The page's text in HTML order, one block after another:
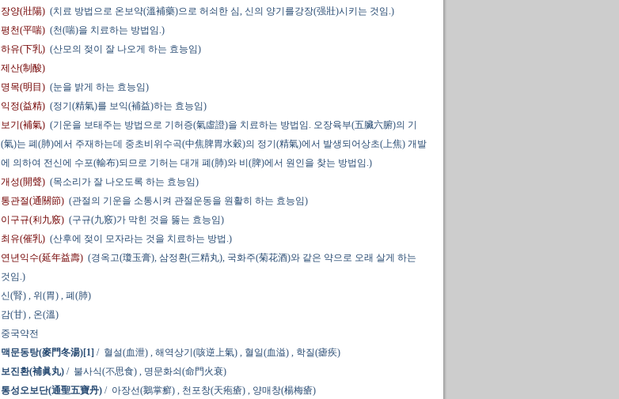
장양(壯陽) (치료 방법으로 온보약(溫補藥)으로 허쇠한 심, 신의 양기를강장(强壯)시키는 것임.)
평천(平喘) (천(喘)을 치료하는 방법임.)
하유(下乳) (산모의 젖이 잘 나오게 하는 효능임)
제산(制酸)
명목(明目) (눈을 밝게 하는 효능임)
익정(益精) (정기(精氣)를 보익(補益)하는 효능임)
보기(補氣) (기운을 보태주는 방법으로 기허증(氣虛證)을 치료하는 방법임. 오장육부(五臟六腑)의 기
(氣)는 폐(肺)에서 주재하는데 중초비위수곡(中焦脾胃水穀)의 정기(精氣)에서 발생되어상초(上焦) 개발
에 의하여 전신에 수포(輸布)되므로 기허는 대개 폐(肺)와 비(脾)에서 원인을 찾는 방법임.)
개성(開聲) (목소리가 잘 나오도록 하는 효능임)
통관절(通關節) (관절의 기운을 소통시켜 관절운동을 원활히 하는 효능임)
이구규(利九竅) (구규(九竅)가 막힌 것을 뚫는 효능임)
최유(催乳) (산후에 젖이 모자라는 것을 치료하는 방법.)
연년익수(延年益壽) (경옥고(瓊玉膏), 삼정환(三精丸), 국화주(菊花酒)와 같은 약으로 오래 살게 하는
것임.)
신(腎) , 위(胃)
, 폐(肺)
감(甘)
, 온(溫)
중국약전
맥문동탕(麥門冬湯)[1] / 혈설(血泄) 해역상기(咳逆上氣) 혈일(血溢)
학질(瘧疾)
보진환(補眞丸) / 불사식(不思食)
명문화쇠(命門火衰)
통성오보단(通聖五寶丹) / 아장선(鵝掌癬) 천포창(天疱瘡) 양매창(楊梅瘡)